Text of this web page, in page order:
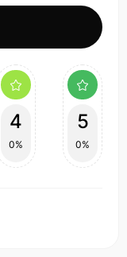
4
0%
5
0%